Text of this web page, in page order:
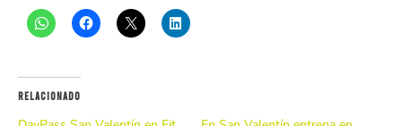
Relacionado